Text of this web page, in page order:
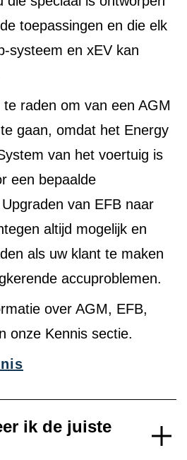
toepassingen en die elk
systeem en xEV kan
raden om van een AGM
gaan, omdat het Energy
van het voertuig is
een bepaalde
van EFB naar
altijd mogelijk en
als uw klant te maken
accuproblemen.
over AGM, EFB,
onze Kennis sectie.
ik de juiste